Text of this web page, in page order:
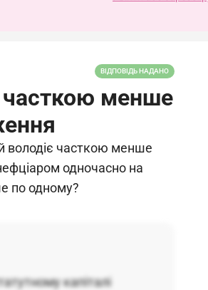
ВІДПОВІДЬ НАДАНО
часткою менше
володіє часткою менше
одночасно на
по одному?
капіталі